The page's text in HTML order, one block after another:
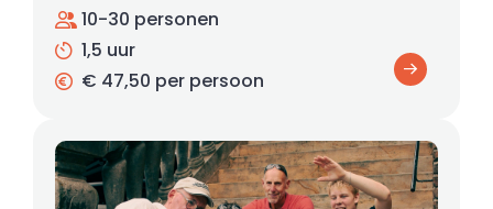
10-30 personen
1,5 uur
€ 47,50 per persoon